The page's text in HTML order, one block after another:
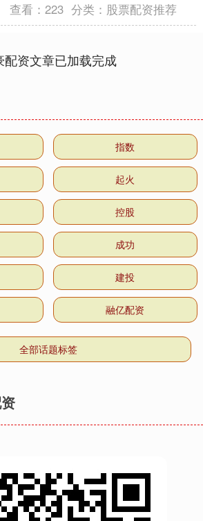
查看：223 分类： 股票配资推荐
配资文章已加载完成
指数
起火
控股
成功
建投
融亿配资
全部话题标签